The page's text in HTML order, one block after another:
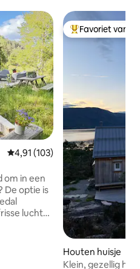
Gemiddelde beoordeling van
4,91 (103)
om in een
De optie is
Topfavoriet van
Favoriet van
Houten huisje
Klein, gezellig